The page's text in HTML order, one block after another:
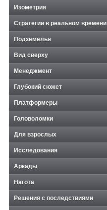
Изометрия
Стратегии в реальном времени
Подземелья
Вид сверху
Менеджмент
Глубокий сюжет
Платформеры
Головоломки
Для взрослых
Исследования
Аркады
Нагота
Решения с последствиями